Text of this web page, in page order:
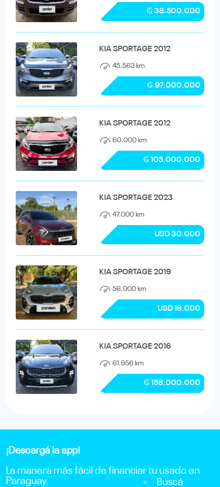
₲ 38.500.000
KIA SPORTAGE 2012
45.563 km
₲ 97.000.000
KIA SPORTAGE 2012
60.000 km
₲ 105.000.000
KIA SPORTAGE 2023
47.000 km
USD 30.000
KIA SPORTAGE 2019
56.000 km
USD 18.000
KIA SPORTAGE 2016
61.956 km
₲ 158.000.000
¡Descargá la app!
La manera más fácil de financiar tu usado en
Paraguay.
Buscá